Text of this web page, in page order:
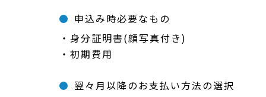
申込み時必要なもの
身分証明書(顔写真付き)
初期費用
翌々月以降のお支払い方法の選択